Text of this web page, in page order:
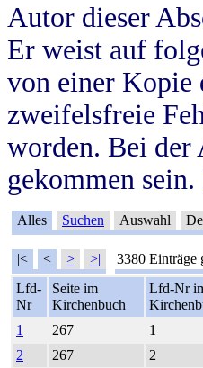
Autor dieser
Er weist auf
von einer Kopie
zweifelsfreie
worden. Bei der
gekommen
Alles Suchen Auswahl
|< < > >| 3380 Einträge
Lfd-
Nr
Seite im
Kirchenbuch
Lfd-Nr
1
267 1
2
267 2